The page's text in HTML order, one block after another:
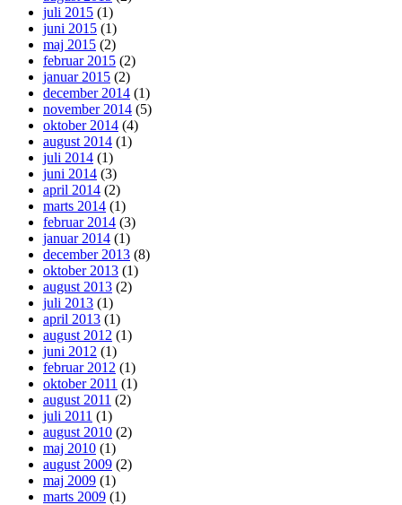
juli 2015 (1)
juni 2015 (1)
maj 2015 (2)
februar 2015 (2)
januar 2015 (2)
december 2014 (1)
november 2014 (5)
oktober 2014 (4)
august 2014 (1)
juli 2014 (1)
juni 2014 (3)
april 2014 (2)
marts 2014 (1)
februar 2014 (3)
januar 2014 (1)
december 2013 (8)
oktober 2013 (1)
august 2013 (2)
juli 2013 (1)
april 2013 (1)
august 2012 (1)
juni 2012 (1)
februar 2012 (1)
oktober 2011 (1)
august 2011 (2)
juli 2011 (1)
august 2010 (2)
maj 2010 (1)
august 2009 (2)
maj 2009 (1)
marts 2009 (1)